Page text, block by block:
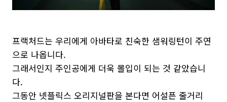
프랙처드는 우리에게 아바타로 친숙한 샘워링턴이 주연
으로 나옵니다.
그래서인지 주인공에게 더욱 몰입이 되는 것 같았습니
다.
그동안 넷플릭스 오리지널판을 본다면 어설픈 줄거리